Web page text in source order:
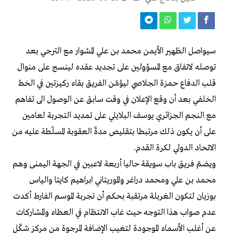
سيواصل الظهير الأيمن محمد بن علي المشوار مع الترجي بعد
توصله لاتفاق مع المسؤولين على تجديد عقده لينسج على منوال
قلب الدفاع حمزة الجلاصي ليؤمّن الفريق بقاء ركيزتين في الخط
الخلفي بعد أن وقع الإعلان في وقت سابق عن الوصول الى تفاهم
مع النجم الجزائري يوسف البلايلي على تمديد التجربة لعامين
على أن يكون ذلك مرتبطا بتقليص مدةّ العقوبة المسلّطة عليه من
الاتحاد الدولي لكرة القدم.
ويضمّ فريق باب سويقة حاليا أربعة لاعبين في الجهة اليمنى وهم
محمد بن علي ومحمد دراغر والموريتاني ابراهيم كايتا والياس
بوزيان لتكون الغربلة مرتقبة بحكم أن تجربة الموسم الفارط أكدت
عدم صواب هذا التوجه حيث غاب الانتظام في العطاء والمشاركات
عن أغلب الأسماء الموجودة لتغيب الإضافة المرجوة من مركز شكّل